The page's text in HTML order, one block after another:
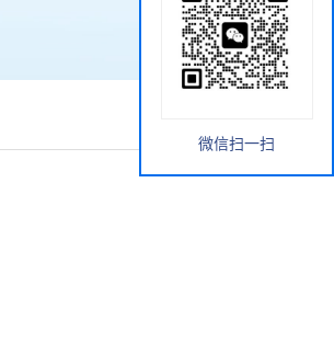
微信扫一扫